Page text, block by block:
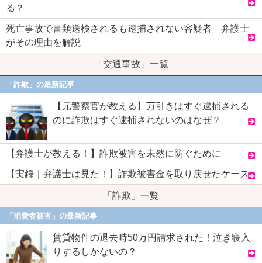
る？
死亡事故で書類送検されるも逮捕されない容疑者 弁護士
がその理由を解説
「交通事故」一覧
「詐欺」の最新記事
【元警察官が教える】万引きはすぐ逮捕される
のに詐欺はすぐ逮捕されないのはなぜ？
【弁護士が教える！】詐欺被害を未然に防ぐために
【実録｜弁護士は見た！】詐欺被害金を取り戻せたケース
「詐欺」一覧
「消費者被害」の最新記事
賃貸物件の退去時50万円請求された！泣き寝入
りするしかないの？